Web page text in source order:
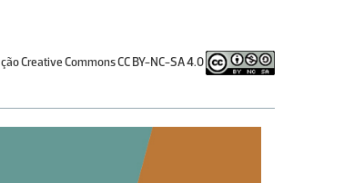
Creative Commons CC BY-NC-SA 4.0